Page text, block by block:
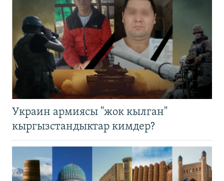
Украин армиясы "жок кылган"
кыргызстандыктар кимдер?